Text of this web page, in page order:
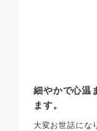
細やかで心温
ます。
大変お世話にな